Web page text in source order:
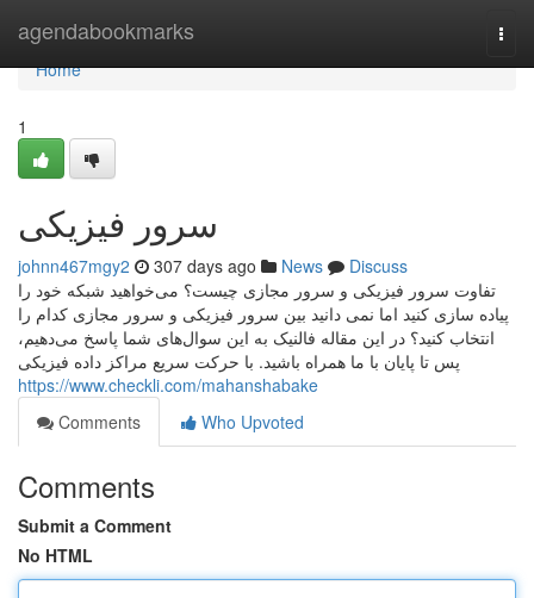
agendabookmarks
Home
Home
1
سرور فیزیکی
johnn467mgy2 307 days ago News
Discuss
تفاوت سرور فیزیکی و سرور مجازی چیست؟ می‌خواهید شبکه خود را
پیاده سازی کنید اما نمی دانید بین سرور فیزیکی و سرور مجازی کدام را
انتخاب کنید؟ در این مقاله فالنیک به این سوال‌های شما پاسخ می‌دهیم،
پس تا پایان با ما همراه باشید. با حرکت سریع مراکز داده فیزیکی
https://www.checkli.com/mahanshabake
Comments
Who Upvoted
Comments
Submit a Comment
No HTML